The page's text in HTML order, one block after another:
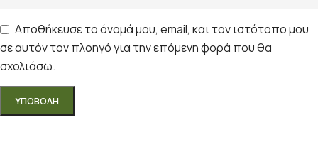
Αποθήκευσε το όνομά μου, email, και τον ιστότοπο μου
σε αυτόν τον πλοηγό για την επόμενη φορά που θα
σχολιάσω.